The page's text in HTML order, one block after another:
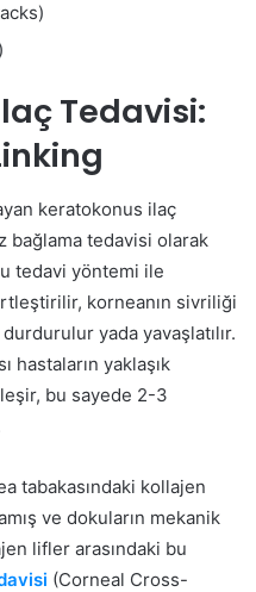
Tedavisi:
keratokonus ilaç
bağlama tedavisi olarak
tedavi yöntemi ile
korneanın sivriliği
yada yavaşlatılır.
hastaların yaklaşık
bu sayede 2-3
tabakasındaki kollajen
ve dokuların mekanik
lifler arasındaki bu
(Corneal Cross-